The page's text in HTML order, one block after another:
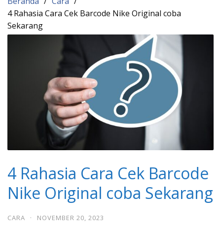
4 Rahasia Cara Cek Barcode Nike Original coba
Sekarang
4 Rahasia Cara Cek Barcode
Nike Original coba Sekarang
CARA · NOVEMBER 20, 2023